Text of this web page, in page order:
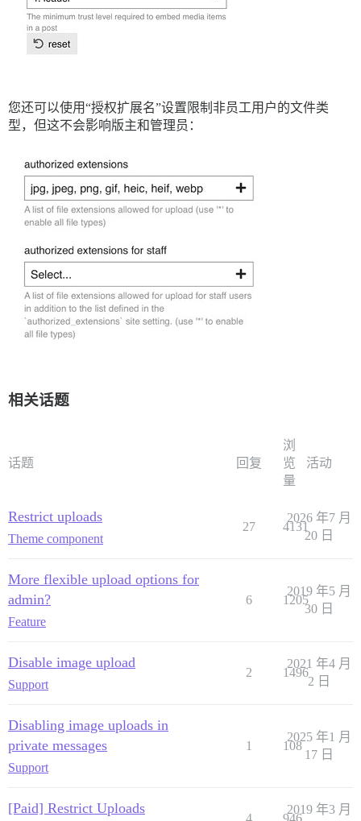
您还可以使用“授权扩展名”设置限制非员工用户的文件类
型，但这不会影响版主和管理员：
相关话题
话题 回复
浏
览
量
活动
Restrict uploads
Theme component
27 4131
2026 年7 月
20 日
More flexible upload options for
admin?
Feature
6 1205
2019 年5 月
30 日
Disable image upload
Support
2 1496
2021 年4 月
2 日
Disabling image uploads in
private messages
Support
1 108
2025 年1 月
17 日
[Paid] Restrict Uploads
4 946
2019 年3 月